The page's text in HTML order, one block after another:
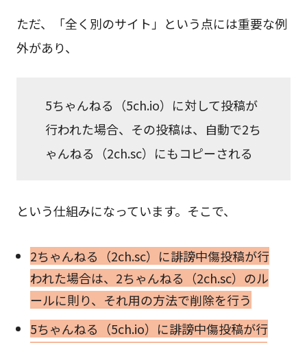
ただ、「全く別のサイト」という点には重要な例
外があり、
5ちゃんねる（5ch.io）に対して投稿が
行われた場合、その投稿は、自動で2ち
ゃんねる（2ch.sc）にもコピーされる
という仕組みになっています。そこで、
2ちゃんねる（2ch.sc）に誹謗中傷投稿が行
われた場合は、2ちゃんねる（2ch.sc）のル
ールに則り、それ用の方法で削除を行う
5ちゃんねる（5ch.io）に誹謗中傷投稿が行